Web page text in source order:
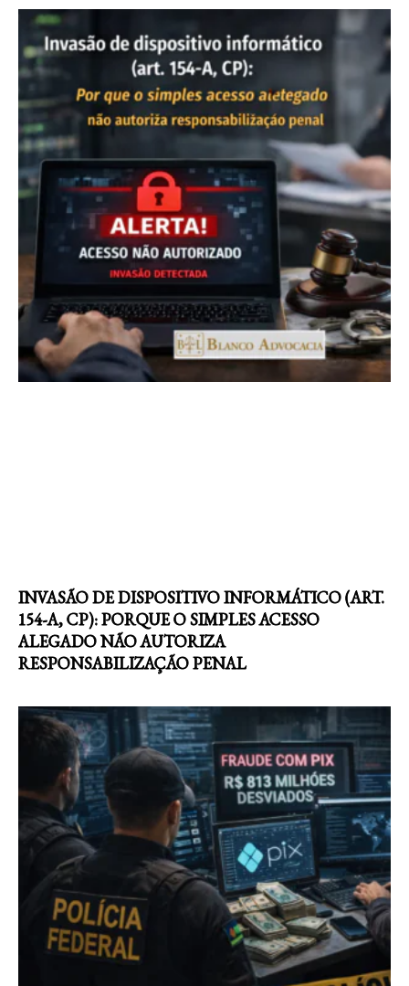
INVASÃO DE DISPOSITIVO INFORMÁTICO (ART.
154-A, CP): PORQUE O SIMPLES ACESSO
ALEGADO NÃO AUTORIZA
RESPONSABILIZAÇÃO PENAL